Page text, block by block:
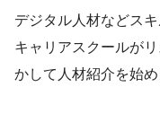
デジタル人材などス
キャリアスクールが
かして人材紹介を始